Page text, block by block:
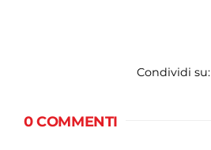
Condividi su:
0 COMMENTI